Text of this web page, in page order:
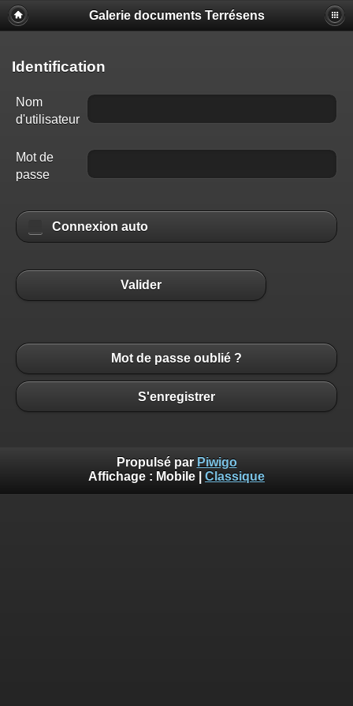
Galerie documents Terrésens
Identification
Nom
d'utilisateur
Mot de
passe
Connexion auto
Valider
Mot de passe oublié ?
S'enregistrer
Propulsé par Piwigo
Affichage : Mobile Classique